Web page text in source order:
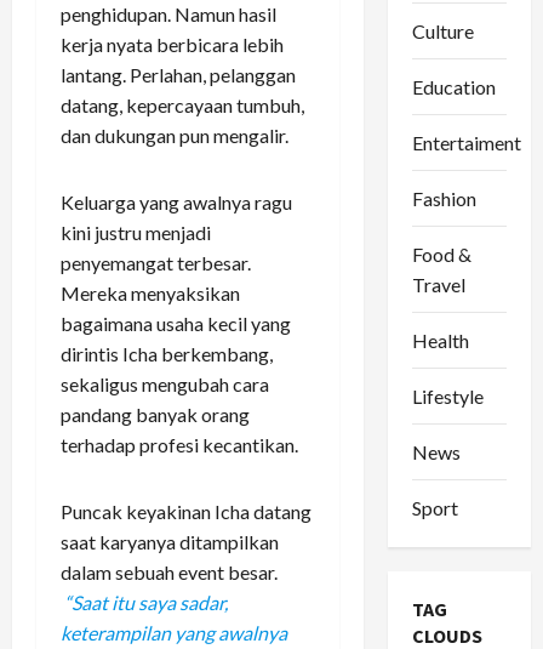
penghidupan. Namun hasil
kerja nyata berbicara lebih
lantang. Perlahan, pelanggan
datang, kepercayaan tumbuh,
dan dukungan pun mengalir.
Keluarga yang awalnya ragu
kini justru menjadi
penyemangat terbesar.
Mereka menyaksikan
bagaimana usaha kecil yang
dirintis Icha berkembang,
sekaligus mengubah cara
pandang banyak orang
terhadap profesi kecantikan.
Puncak keyakinan Icha datang
saat karyanya ditampilkan
dalam sebuah event besar.
“Saat itu saya sadar,
keterampilan yang awalnya
Culture
Education
Entertaiment
Fashion
Food &
Travel
Health
Lifestyle
News
Sport
TAG
CLOUDS